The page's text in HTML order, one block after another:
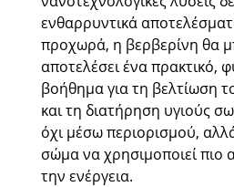
ενθαρρυντικά
προχωρά, η βερβερίνη θα
αποτελέσει ένα πρακτικό,
βοήθημα για τη βελτίωση
και τη διατήρηση υγιούς
όχι μέσω περιορισμού,
σώμα να χρησιμοποιεί πιο
την ενέργεια.